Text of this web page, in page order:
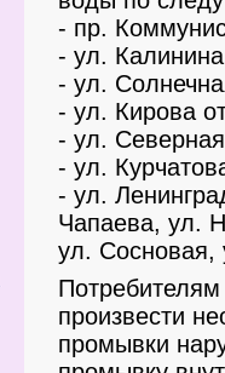
- пр.
- ул.
- ул.
- ул. Кирова
- ул.
- ул.
- ул.
Чапаева, ул.
ул.
произвести
промывки